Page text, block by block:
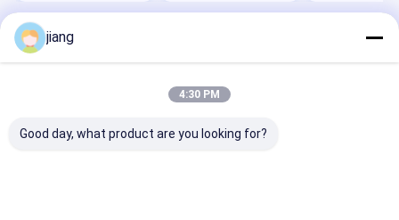
Aperçu
la vie privée
Reserved.
jiang
4:30 PM
Good day, what product are you looking for?